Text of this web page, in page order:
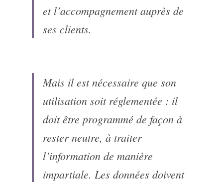
et l’accompagnement auprès de
ses clients.
Mais il est nécessaire que son
utilisation soit réglementée : il
doit être programmé de façon à
rester neutre, à traiter
l’information de manière
impartiale. Les données doivent